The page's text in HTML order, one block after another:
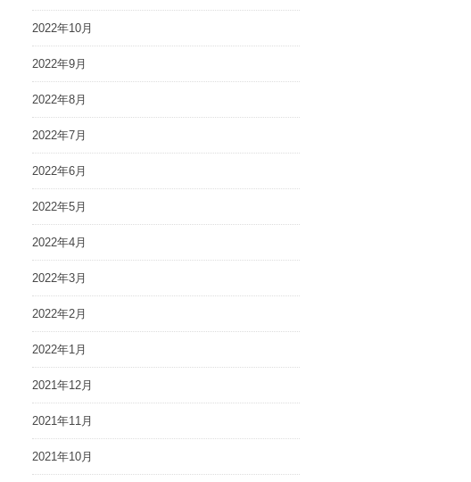
2022年10月
2022年9月
2022年8月
2022年7月
2022年6月
2022年5月
2022年4月
2022年3月
2022年2月
2022年1月
2021年12月
2021年11月
2021年10月